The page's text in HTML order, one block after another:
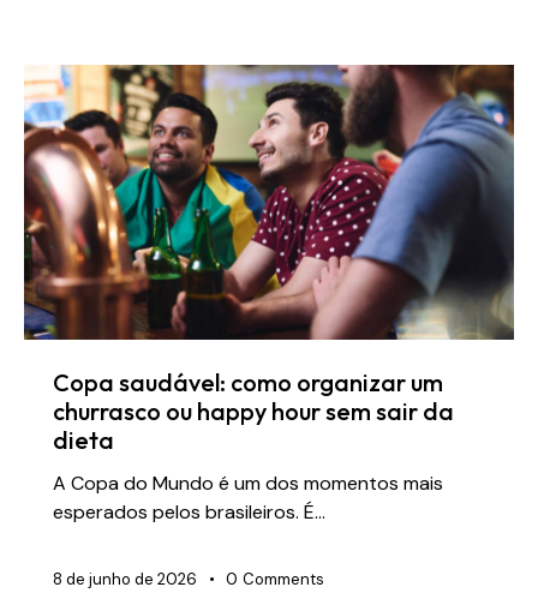
Copa saudável: como organizar um
churrasco ou happy hour sem sair da
dieta
A Copa do Mundo é um dos momentos mais
esperados pelos brasileiros. É…
8 de junho de 2026 0 Comments